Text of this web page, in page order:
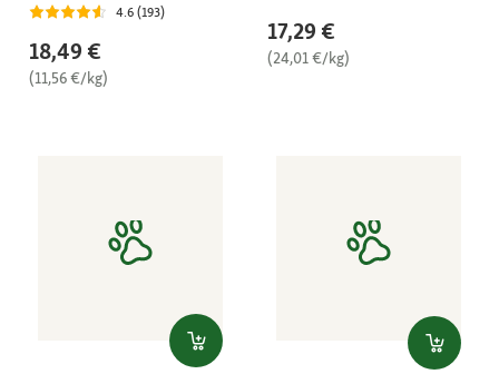
4.6 (193)
18,49 €
(11,56 €/kg)
17,29 €
(24,01 €/kg)